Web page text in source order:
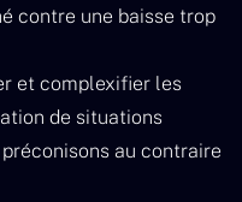
contre une baisse trop
et complexifier les
de situations
au contraire